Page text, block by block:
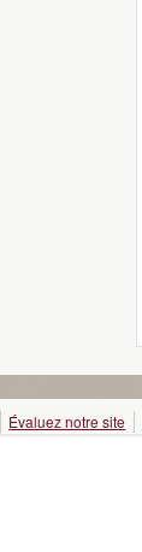
Évaluez notre site